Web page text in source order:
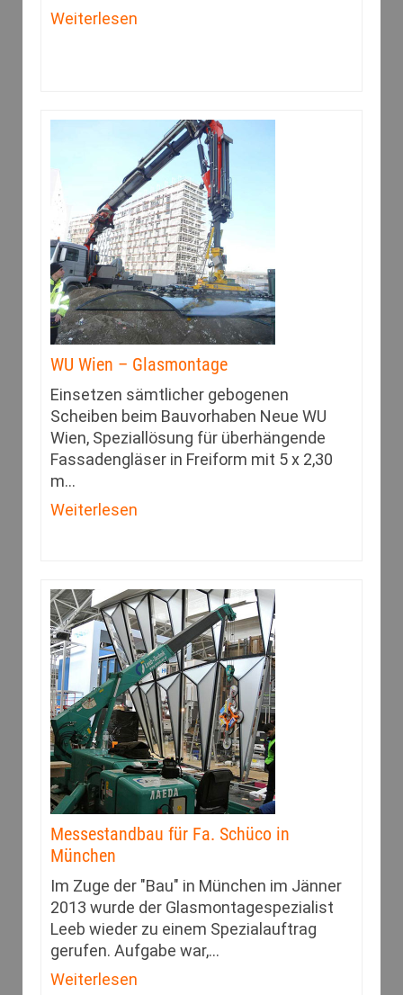
Weiterlesen
WU Wien – Glasmontage
Einsetzen sämtlicher gebogenen
Scheiben beim Bauvorhaben Neue WU
Wien, Speziallösung für überhängende
Fassadengläser in Freiform mit 5 x 2,30
m…
Weiterlesen
Messestandbau für Fa. Schüco in
München
Im Zuge der "Bau" in München im Jänner
2013 wurde der Glasmontagespezialist
Leeb wieder zu einem Spezialauftrag
gerufen. Aufgabe war,…
Weiterlesen